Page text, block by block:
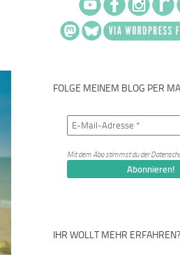
FOLGE MEINEM BLOG PER
Mit dem Abo stimmst du der
IHR WOLLT MEHR ERFAHREN?